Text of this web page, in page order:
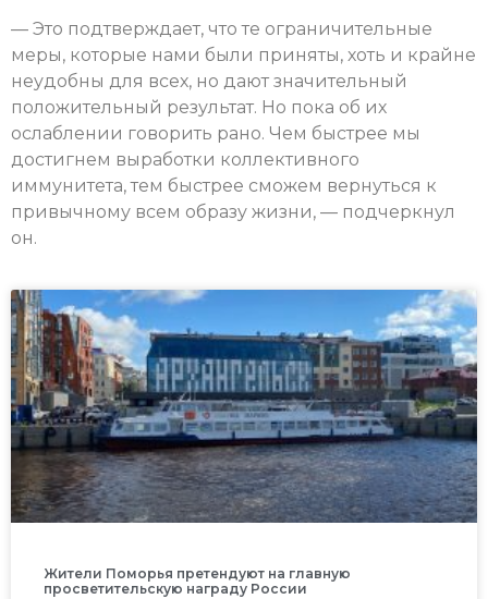
— Это подтверждает, что те ограничительные
меры, которые нами были приняты, хоть и крайне
неудобны для всех, но дают значительный
положительный результат. Но пока об их
ослаблении говорить рано. Чем быстрее мы
достигнем выработки коллективного
иммунитета, тем быстрее сможем вернуться к
привычному всем образу жизни, — подчеркнул
он.
Жители Поморья претендуют на главную
просветительскую награду России